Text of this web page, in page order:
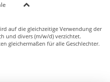
auf die gleichzeitige Verwendung der
und divers (m/w/d) verzichtet.
gleichermaßen für alle Geschlechter.